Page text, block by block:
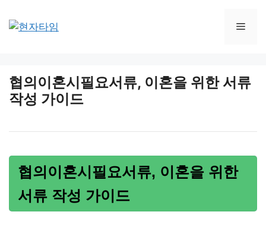
협의이혼시필요서류, 이혼을 위한 서류
작성 가이드
협의이혼시필요서류, 이혼을 위한
서류 작성 가이드